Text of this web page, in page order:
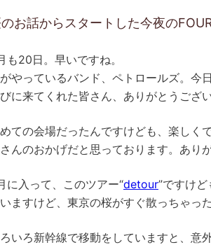
お話からスタートした今夜の
も20日。早いですね。
やっているバンド、ペトロールズ。今
に来てくれた皆さん、ありがとうござ
ての会場だったんですけども、楽しく
んのおかげだと思っております。あり
に入って、このツアー“detour”ですけ
ますけど、東京の桜がすぐ散っちゃっ
いろ新幹線で移動をしていますと、意